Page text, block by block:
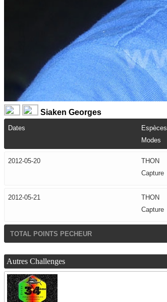
Siaken Georges
Dates Espèces
Modes
2012-05-20 THON
Capture
2012-05-21 THON
Capture
TOTAL POINTS PECHEUR
Autres Challenges